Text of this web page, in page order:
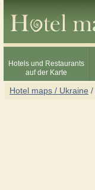
Hotels und Restaurants
auf der Karte
Hotel maps / Ukraine /